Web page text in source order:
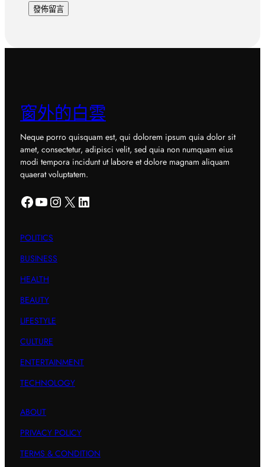
窗外的白雲
Neque porro quisquam est, qui dolorem ipsum quia dolor sit
amet, consectetur, adipisci velit, sed quia non numquam eius
modi tempora incidunt ut labore et dolore magnam aliquam
quaerat voluptatem.
Facebook YouTube Instagram X LinkedIn
POLITICS
BUSINESS
HEALTH
BEAUTY
LIFESTYLE
CULTURE
ENTERTAINMENT
TECHNOLOGY
ABOUT
PRIVACY POLICY
TERMS & CONDITION